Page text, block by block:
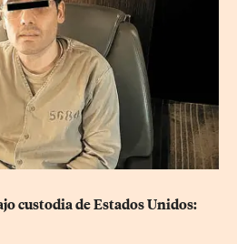
custodia de Estados Unidos: